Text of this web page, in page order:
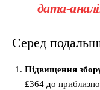
дата-
Серед
Підвищення
£364 до